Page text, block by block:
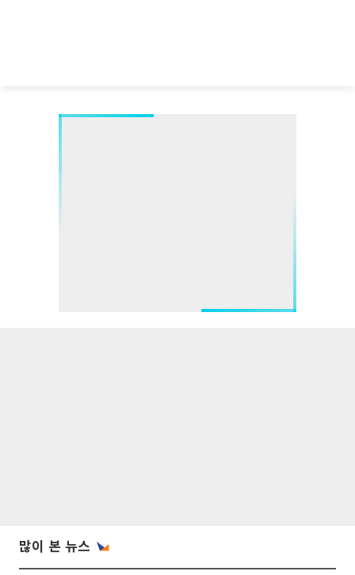
많이 본 뉴스